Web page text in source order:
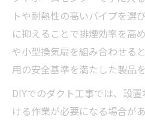
トや耐熱性の高いパイプを選
に抑えることで排煙効率を高
や小型換気扇を組み合わせる
用の安全基準を満たした製品
DIYでのダクト工事では、設
ける作業が必要になる場合が